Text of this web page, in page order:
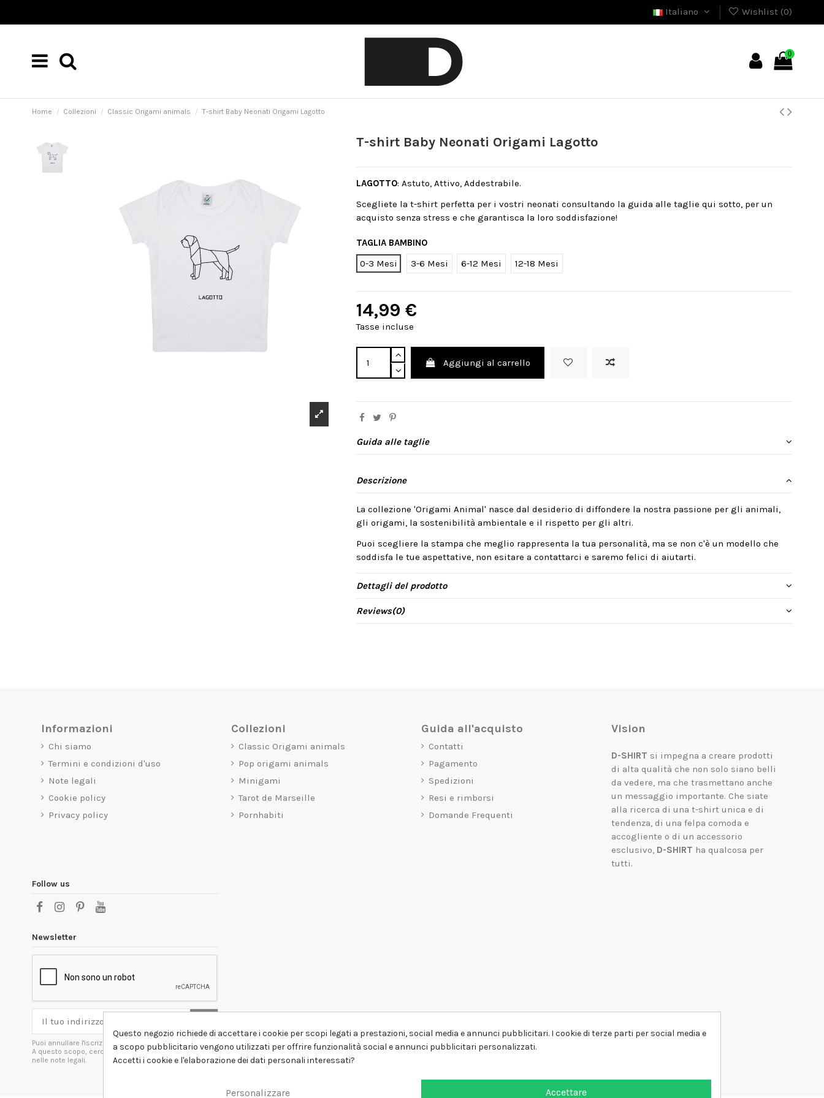
Italiano Wishlist (0)
0
Home Collezioni Classic Origami animals T-shirt Baby Neonati Origami Lagotto
T-shirt Baby Neonati Origami Lagotto
LAGOTTO: Astuto, Attivo, Addestrabile.
Scegliete la t-shirt perfetta per i vostri neonati consultando la guida alle taglie qui sotto, per un
acquisto senza stress e che garantisca la loro soddisfazione!
TAGLIA BAMBINO
0-3 Mesi
3-6 Mesi 6-12 Mesi 12-18 Mesi
14,99 €
Tasse incluse
Aggiungi al carrello
Guida alle taglie
Descrizione
La collezione 'Origami Animal' nasce dal desiderio di diffondere la nostra passione per gli animali,
gli origami, la sostenibilità ambientale e il rispetto per gli altri.
Puoi scegliere la stampa che meglio rappresenta la tua personalità, ma se non c'è un modello che
soddisfa le tue aspettative, non esitare a contattarci e saremo felici di aiutarti.
Dettagli del prodotto
Reviews(0)
Informazioni
Chi siamo
Termini e condizioni d'uso
Note legali
Cookie policy
Privacy policy
Collezioni
Classic Origami animals
Pop origami animals
Minigami
Tarot de Marseille
Pornhabiti
Guida all'acquisto
Contatti
Pagamento
Spedizioni
Resi e rimborsi
Domande Frequenti
Vision
D-SHIRT si impegna a creare prodotti
di alta qualità che non solo siano belli
da vedere, ma che trasmettano anche
un messaggio importante. Che siate
alla ricerca di una t-shirt unica e di
tendenza, di una felpa comoda e
accogliente o di un accessorio
esclusivo, D-SHIRT ha qualcosa per
tutti.
Follow us
Newsletter
Puoi annullare l'iscrizione in ogni momenti.
A questo scopo, cerca le info di contatto
nelle note legali.
Questo negozio richiede di accettare i cookie per scopi legati a prestazioni, social media e annunci pubblicitari. I cookie di terze parti per social media e
a scopo pubblicitario vengono utilizzati per offrire funzionalità social e annunci pubblicitari personalizzati.
Accetti i cookie e l'elaborazione dei dati personali interessati?
Accettare
Personalizzare